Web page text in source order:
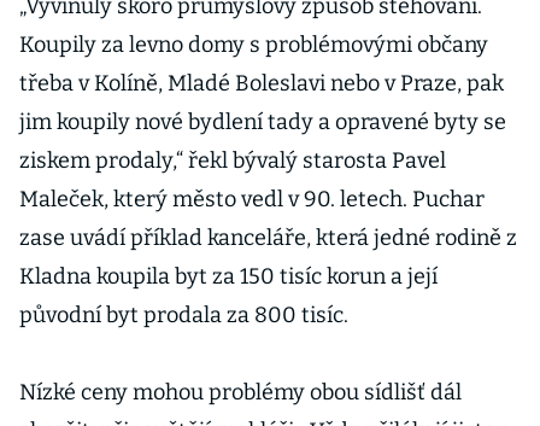
„Vyvinuly skoro průmyslový způsob stěhování.
Koupily za levno domy s problémovými občany
třeba v Kolíně, Mladé Boleslavi nebo v Praze, pak
jim koupily nové bydlení tady a opravené byty se
ziskem prodaly,“ řekl bývalý starosta Pavel
Maleček, který město vedl v 90. letech. Puchar
zase uvádí příklad kanceláře, která jedné rodině z
Kladna koupila byt za 150 tisíc korun a její
původní byt prodala za 800 tisíc.
Nízké ceny mohou problémy obou sídlišť dál